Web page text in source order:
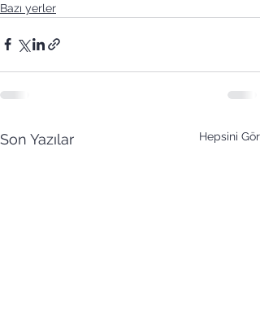
Bazı yerler
Son Yazılar Hepsini Gör